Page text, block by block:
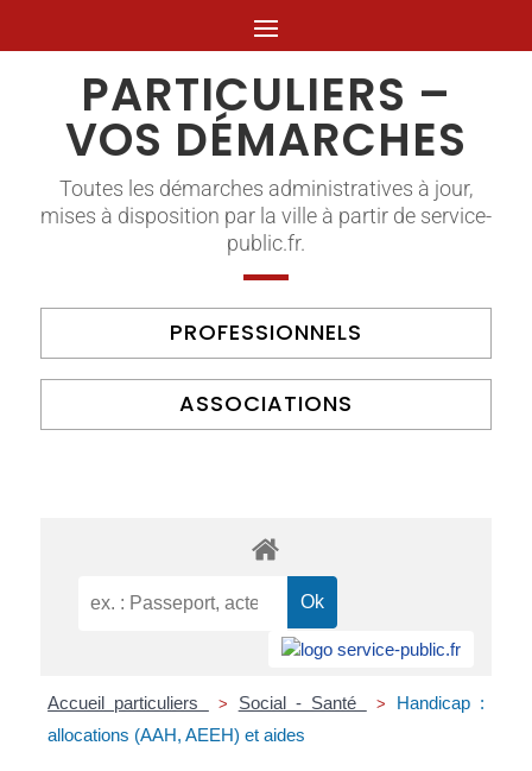
PARTICULIERS –
VOS DÉMARCHES
Toutes les démarches administratives à jour,
mises à disposition par la ville à partir de service-
public.fr.
PROFESSIONNELS
ASSOCIATIONS
Accueil particuliers > Social - Santé >
Handicap :
allocations (AAH, AEEH) et aides